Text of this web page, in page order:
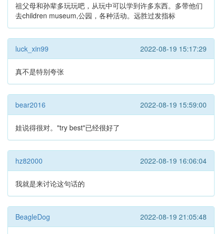
祖父母和孙辈多玩玩吧，从玩中可以学到许多东西。多带他们
去children museum,公园，各种活动。远胜过发指标
luck_xin99 2022-08-19 15:17:29
真不是特别夸张
bear2016 2022-08-19 15:59:00
娃说得很对。"try best"已经很好了
hz82000 2022-08-19 16:06:04
我就是来讨论这句话的
BeagleDog 2022-08-19 21:05:48